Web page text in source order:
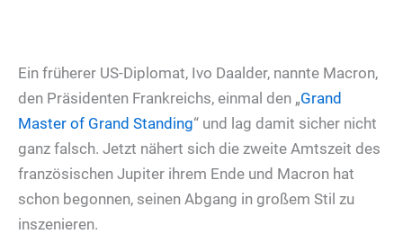
Ein früherer US-Diplomat, Ivo Daalder, nannte Macron,
den Präsidenten Frankreichs, einmal den „Grand
Master of Grand Standing“ und lag damit sicher nicht
ganz falsch. Jetzt nähert sich die zweite Amtszeit des
französischen Jupiter ihrem Ende und Macron hat
schon begonnen, seinen Abgang in großem Stil zu
inszenieren.